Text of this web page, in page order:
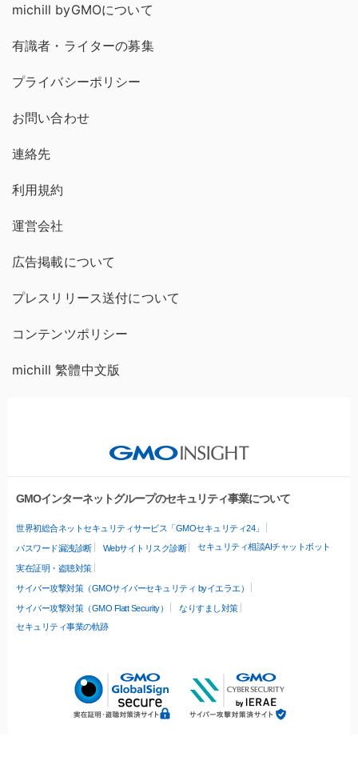
michill byGMOについて
有識者・ライターの募集
プライバシーポリシー
お問い合わせ
連絡先
利用規約
運営会社
広告掲載について
プレスリリース送付について
コンテンツポリシー
michill 繁體中文版
GMOインターネットグループのセキュリティ事業について
世界初総合ネットセキュリティサービス「GMOセキュリティ24」
パスワード漏洩診断 Webサイトリスク診断 セキュリティ相談AIチャットボット
実在証明・盗聴対策
サイバー攻撃対策（GMOサイバーセキュリティ byイエラエ）
サイバー攻撃対策（GMO Flatt Security）
なりすまし対策
セキュリティ事業の軌跡